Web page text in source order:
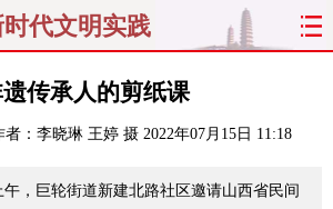
时代文明实践
聚焦 太原
关注 文明 出行
曝光 综合 专题
传承人的剪纸课
者：李晓琳 王婷 摄 2022年07月15日 11:18
午，巨轮街道新建北路社区邀请山西省民间